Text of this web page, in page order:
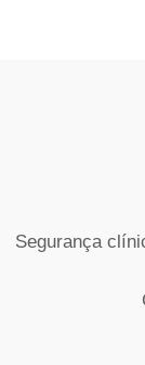
Segurança